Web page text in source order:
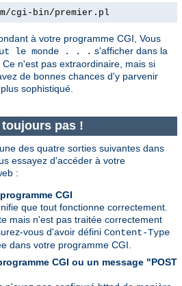
cgi-bin/premier.pl
à votre programme CGI, Vous
le monde . . . s'afficher dans la
n'est pas extraordinaire, mais si
de bonnes chances d'y parvenir
sophistiqué.
toujours pas !
des quatre sorties suivantes dans
essayez d'accéder à votre
:
CGI
que tout fonctionne correctement.
mais n'est pas traitée correctement
vous d'avoir défini Content-Type
dans votre programme CGI.
CGI ou un message "POST